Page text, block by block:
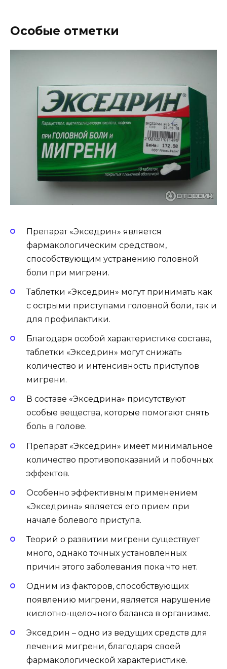
Особые отметки
Препарат «Экседрин» является
фармакологическим средством,
способствующим устранению головной
боли при мигрени.
Таблетки «Экседрин» могут принимать как
с острыми приступами головной боли, так и
для профилактики.
Благодаря особой характеристике состава,
таблетки «Экседрин» могут снижать
количество и интенсивность приступов
мигрени.
В составе «Экседрина» присутствуют
особые вещества, которые помогают снять
боль в голове.
Препарат «Экседрин» имеет минимальное
количество противопоказаний и побочных
эффектов.
Особенно эффективным применением
«Экседрина» является его прием при
начале болевого приступа.
Теорий о развитии мигрени существует
много, однако точных установленных
причин этого заболевания пока что нет.
Одним из факторов, способствующих
появлению мигрени, является нарушение
кислотно-щелочного баланса в организме.
Экседрин – одно из ведущих средств для
лечения мигрени, благодаря своей
фармакологической характеристике.